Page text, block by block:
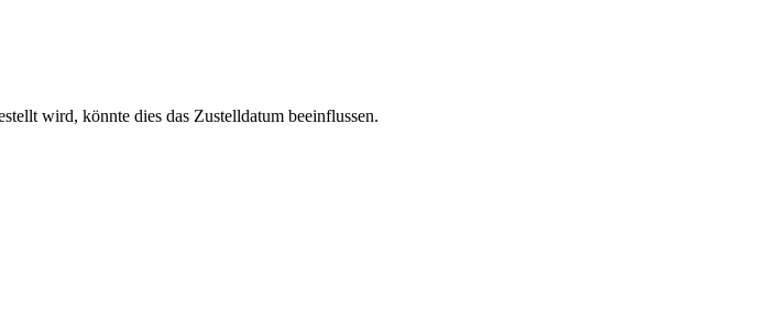
wird, könnte dies das Zustelldatum beeinflussen.